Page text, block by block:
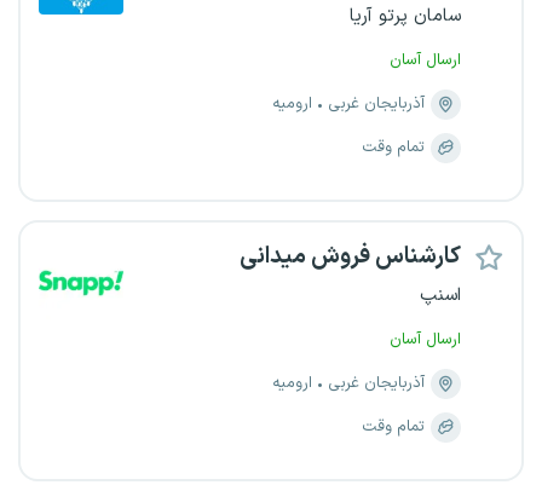
سامان پرتو آریا
ارسال آسان
آذربایجان غربی
ارومیه
تمام وقت
کارشناس فروش میدانی
اسنپ
ارسال آسان
آذربایجان غربی
ارومیه
تمام وقت